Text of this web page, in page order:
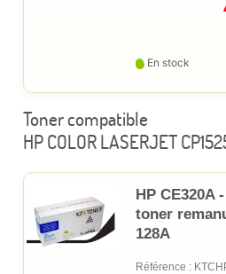
En stock
Toner compatible
HP COLOR LASERJET
HP CE320A
toner
128A
Référence :